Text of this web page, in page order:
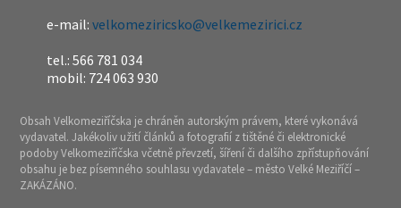
e-mail:velkomeziricsko@velkemezirici.cz
tel.: 566 781 034
mobil: 724 063 930
Obsah Velkomeziříčska je chráněn autorským právem, které vykonává
vydavatel. Jakékoliv užití článků a fotografií z tištěné či elektronické
podoby Velkomeziříčska včetně převzetí, šíření či dalšího zpřístupňování
obsahu je bez písemného souhlasu vydavatele – město Velké Meziříčí –
ZAKÁZÁNO.